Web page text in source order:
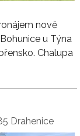
nově
u Týna
Chalupa
Drahenice